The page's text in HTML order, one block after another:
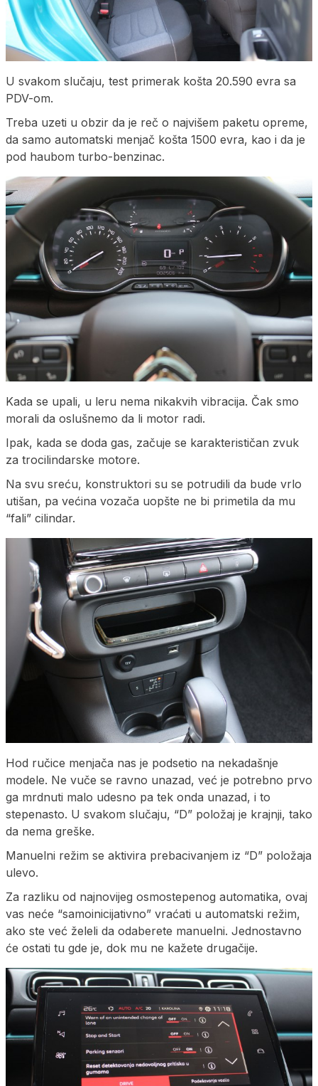
U svakom slučaju, test primerak košta 20.590 evra sa
PDV-om.
Treba uzeti u obzir da je reč o najvišem paketu opreme,
da samo automatski menjač košta 1500 evra, kao i da je
pod haubom turbo-benzinac.
Kada se upali, u leru nema nikakvih vibracija. Čak smo
morali da oslušnemo da li motor radi.
Ipak, kada se doda gas, začuje se karakterističan zvuk
za trocilindarske motore.
Na svu sreću, konstruktori su se potrudili da bude vrlo
utišan, pa većina vozača uopšte ne bi primetila da mu
“fali” cilindar.
Hod ručice menjača nas je podsetio na nekadašnje
modele. Ne vuče se ravno unazad, već je potrebno prvo
ga mrdnuti malo udesno pa tek onda unazad, i to
stepenasto. U svakom slučaju, “D” položaj je krajnji, tako
da nema greške.
Manuelni režim se aktivira prebacivanjem iz “D” položaja
ulevo.
Za razliku od najnovijeg osmostepenog automatika, ovaj
vas neće “samoinicijativno” vraćati u automatski režim,
ako ste već želeli da odaberete manuelni. Jednostavno
će ostati tu gde je, dok mu ne kažete drugačije.